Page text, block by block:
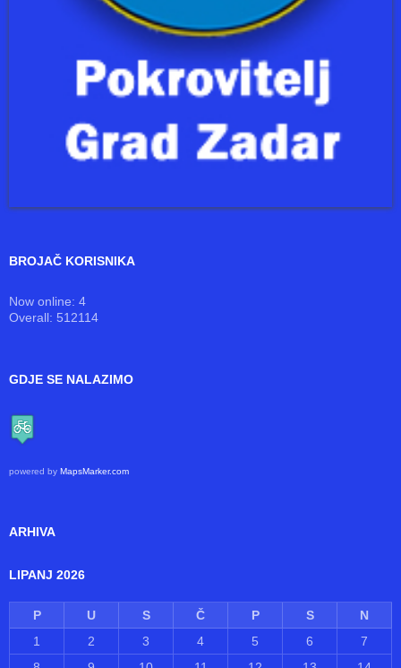
BROJAČ KORISNIKA
Now online: 4
Overall: 512114
GDJE SE NALAZIMO
powered by MapsMarker.com
ARHIVA
LIPANJ 2026
P U S Č P S
N
1
2 3 4 5 6
7